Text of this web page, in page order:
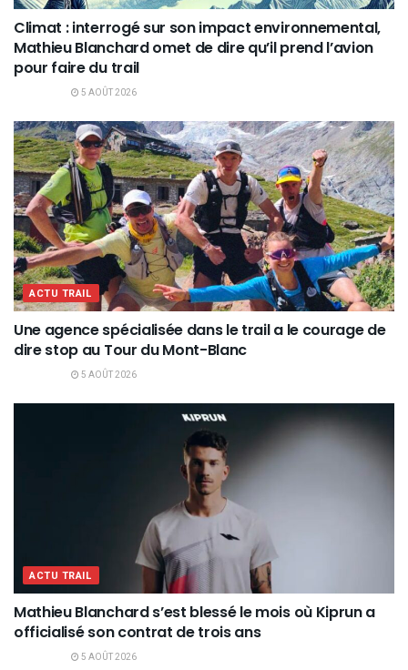
Climat : interrogé sur son impact environnemental,
Mathieu Blanchard omet de dire qu’il prend l’avion
pour faire du trail
5 AOÛT 2026
ACTU TRAIL
Une agence spécialisée dans le trail a le courage de
dire stop au Tour du Mont-Blanc
5 AOÛT 2026
ACTU TRAIL
Mathieu Blanchard s’est blessé le mois où Kiprun a
officialisé son contrat de trois ans
5 AOÛT 2026